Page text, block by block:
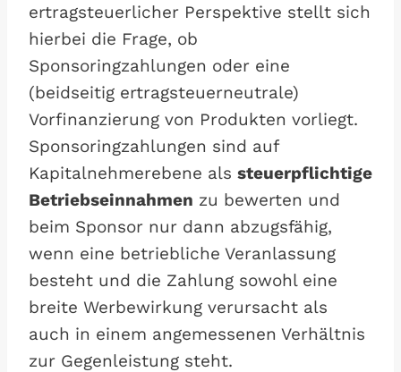
ertragsteuerlicher Perspektive stellt sich
hierbei die Frage, ob
Sponsoringzahlungen oder eine
(beidseitig ertragsteuerneutrale)
Vorfinanzierung von Produkten vorliegt.
Sponsoringzahlungen sind auf
Kapitalnehmerebene als steuerpflichtige
Betriebseinnahmen zu bewerten und
beim Sponsor nur dann abzugsfähig,
wenn eine betriebliche Veranlassung
besteht und die Zahlung sowohl eine
breite Werbewirkung verursacht als
auch in einem angemessenen Verhältnis
zur Gegenleistung steht.